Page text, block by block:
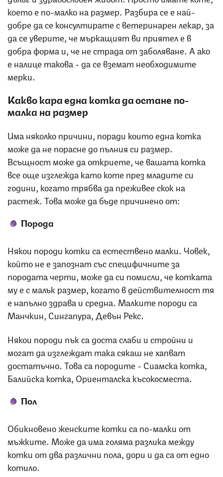
което е по-малко на размер. Разбира се е най-
добре да се консултирате с ветеринарен лекар, за
да се уверите, че мъркащият ви приятел е в
добра форма и, че не страда от заболяване. А ако
е налице такова - да се вземат необходимите
мерки.
Какво кара една котка да остане по-
малка на размер
Има няколко причини, поради които една котка
може да не порасне до пълния си размер.
Всъщност може да откриете, че вашата котка
все още изглежда като коте през младите си
години, когато трябва да преживее скок на
растеж. Това може да бъде причинено от:
Порода
Някои породи котки са естествено малки. Човек,
който не е запознат със специфичните за
породата черти, може да си помисли, че котката
му е с малък размер, когато в действителност тя
е напълно здрава и средна. Малките породи са
Манчкин, Сингапура, Девън Рекс.
Някои породи пък са доста слаби и стройни и
могат да изглеждат така сякаш не хапват
достатъчно. Това са породите - Сиамска котка,
Балийска котка, Ориенталска късокосместа.
Пол
Обикновено женските котки са по-малки от
мъжките. Може да има голяма разлика между
котки от два различни пола, дори и да са от едно
котило.